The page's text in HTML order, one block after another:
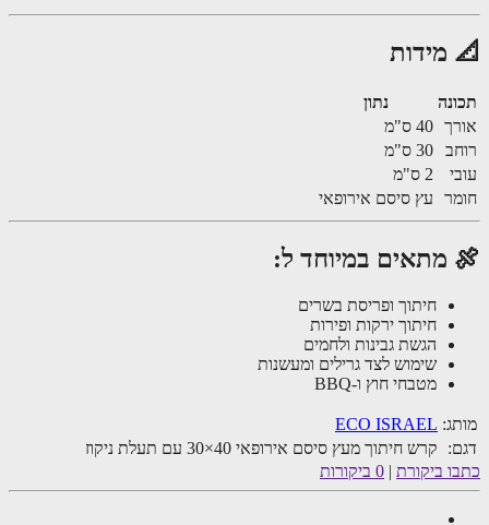
מידות
40 ס"מ
30 ס"מ
2 ס"מ
עץ סיסם אירופאי
מתאים במיוחד ל:
חיתוך ופריסת בשרים
חיתוך ירקות ופירות
הגשת גבינות ולחמים
שימוש לצד גרילים ומעשנות
מטבחי חוץ ו-BBQ
ECO ISRAEL
קרש חיתוך מעץ סיסם אירופאי 40×30 עם תעלת ניקוז
ביקורת|0 ביקורות